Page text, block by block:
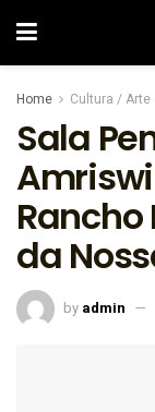
Home Cultura / Arte
Sala
da
by admin